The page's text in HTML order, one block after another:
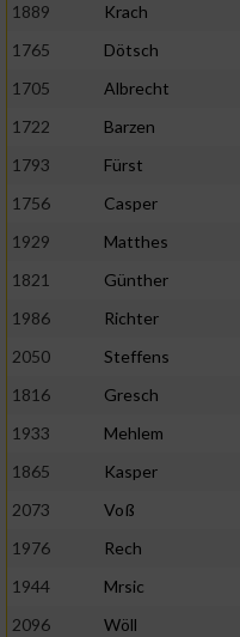
1889
Krach
1765
Dötsch
1705
Albrecht
1722
Barzen
1793
Fürst
1756
Casper
1929
Matthes
1821
Günther
1986
Richter
2050
Steffens
1816
Gresch
1933
Mehlem
1865
Kasper
2073
Voß
1976
Rech
1944
Mrsic
2096
Wöll